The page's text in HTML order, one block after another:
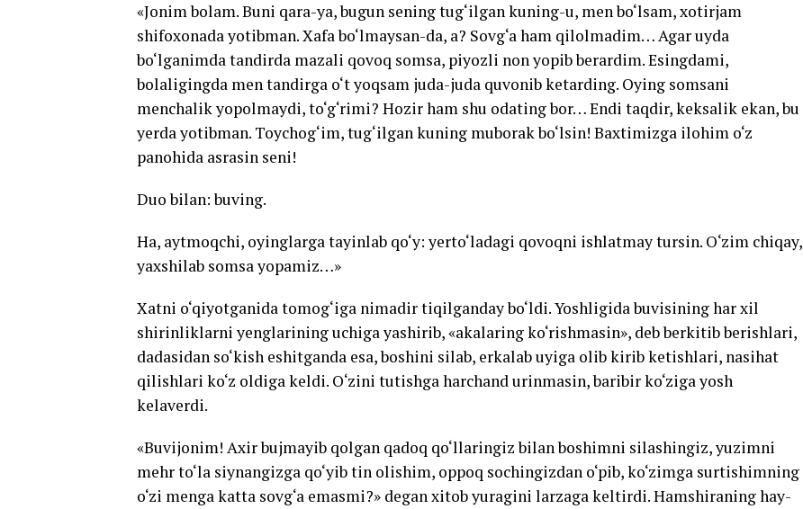
«Jonim bolam. Buni qara-ya, bugun sening tug‘ilgan kuning-u, men bo‘lsam, xotirjam
shifoxonada yotibman. Xafa bo‘lmaysan-da, a? Sovg‘a ham qilolmadim… Agar uyda
bo‘lganimda tandirda mazali qovoq somsa, piyozli non yopib berardim. Esingdami,
bolaligingda men tandirga o‘t yoqsam juda-juda quvonib ketarding. Oying somsani
menchalik yopolmaydi, to‘g‘rimi? Hozir ham shu odating bor… Endi taqdir, keksalik ekan, bu
yerda yotibman. Toychog‘im, tug‘ilgan kuning muborak bo‘lsin! Baxtimizga ilohim o‘z
panohida asrasin seni!
Duo bilan: buving.
Ha, aytmoqchi, oyinglarga tayinlab qo‘y: yerto‘ladagi qovoqni ishlatmay tursin. O‘zim chiqay,
yaxshilab somsa yopamiz…»
Xatni o‘qiyotganida tomog‘iga nimadir tiqilganday bo‘ldi. Yoshligida buvisining har xil
shirinliklarni yenglarining uchiga yashirib, «akalaring ko‘rishmasin», deb berkitib berishlari,
dadasidan so‘kish eshitganda esa, boshini silab, erkalab uyiga olib kirib ketishlari, nasihat
qilishlari ko‘z oldiga keldi. O‘zini tutishga harchand urinmasin, baribir ko‘ziga yosh
kelaverdi.
«Buvijonim! Axir bujmayib qolgan qadoq qo‘llaringiz bilan boshimni silashingiz, yuzimni
mehr to‘la siynangizga qo‘yib tin olishim, oppoq sochingizdan o‘pib, ko‘zimga surtishimning
o‘zi menga katta sovg‘a emasmi?» degan xitob yuragini larzaga keltirdi. Hamshiraning hay-